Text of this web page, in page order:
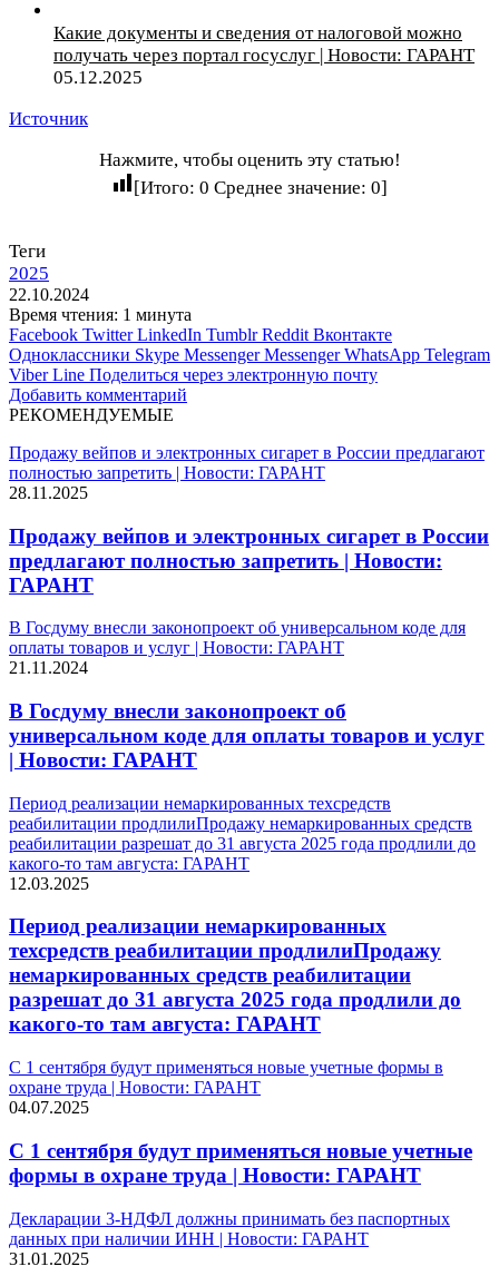
Какие документы и сведения от налоговой можно
получать через портал госуслуг | Новости: ГАРАНТ
05.12.2025
Источник
Нажмите, чтобы оценить эту статью!
[Итого: 0 Среднее значение: 0]
Теги
2025
22.10.2024
Время чтения: 1 минута
Facebook Twitter LinkedIn Tumblr Reddit Вконтакте
Одноклассники Skype Messenger Messenger WhatsApp Telegram
Viber Line Поделиться через электронную почту
Добавить комментарий
РЕКОМЕНДУЕМЫЕ
Продажу вейпов и электронных сигарет в России предлагают
полностью запретить | Новости: ГАРАНТ
28.11.2025
Продажу вейпов и электронных сигарет в России
предлагают полностью запретить | Новости:
ГАРАНТ
В Госдуму внесли законопроект об универсальном коде для
оплаты товаров и услуг | Новости: ГАРАНТ
21.11.2024
В Госдуму внесли законопроект об
универсальном коде для оплаты товаров и услуг
| Новости: ГАРАНТ
Период реализации немаркированных техсредств
реабилитации продлилиПродажу немаркированных средств
реабилитации разрешат до 31 августа 2025 года продлили до
какого-то там августа: ГАРАНТ
12.03.2025
Период реализации немаркированных
техсредств реабилитации продлилиПродажу
немаркированных средств реабилитации
разрешат до 31 августа 2025 года продлили до
какого-то там августа: ГАРАНТ
С 1 сентября будут применяться новые учетные формы в
охране труда | Новости: ГАРАНТ
04.07.2025
С 1 сентября будут применяться новые учетные
формы в охране труда | Новости: ГАРАНТ
Декларации 3-НДФЛ должны принимать без паспортных
данных при наличии ИНН | Новости: ГАРАНТ
31.01.2025